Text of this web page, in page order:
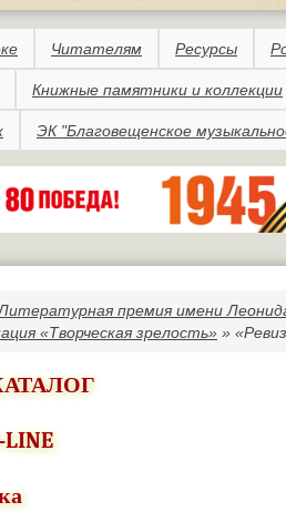
Читателям Ресурсы
Книжные памятники и коллекции
ЭК "Благовещенское
премия имени
«Творческая зрелость» »
LINE